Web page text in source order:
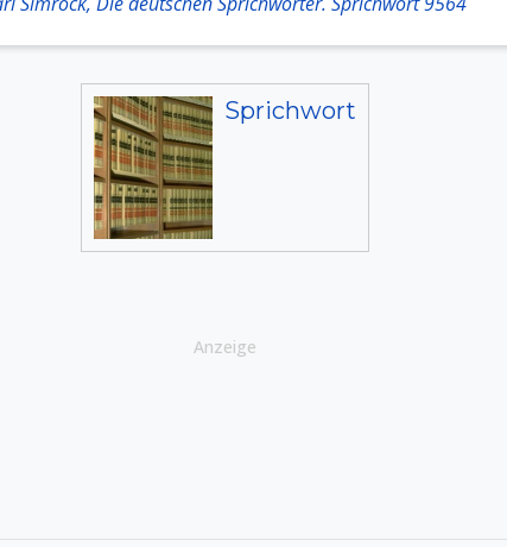
Sprichwort
Anzeige